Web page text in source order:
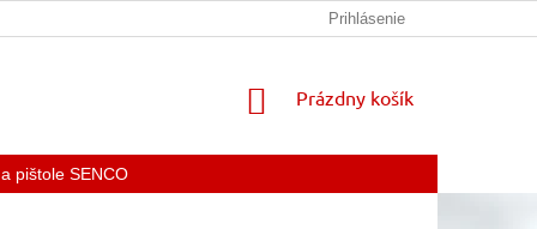
Prihlásenie
NÁKUPNÝ
Prázdny košík
pištole SENCO